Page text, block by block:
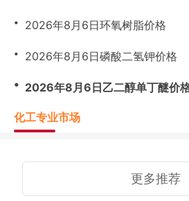
・ 2026年8月6日环氧树脂价格
・ 2026年8月6日磷酸二氢钾价格
・ 2026年8月6日乙二醇单丁醚价
化工专业市场
更多推荐